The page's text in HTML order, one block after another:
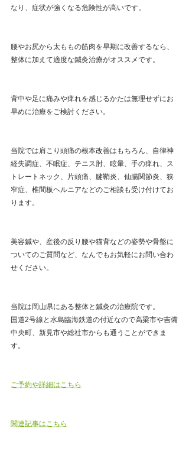
なり、症状が強くなる危険性が高いです。
腰やお尻から太ももの筋肉を早期に改善するなら、
整体に加えて適度な鍼灸治療がオススメです。
背中や足に痛みや痺れを感じるかたは無理せずにお
早めに治療をご検討ください。
当院では肩こり頭痛の根本改善はもちろん、自律神
経失調症、不眠症、テニス肘、眩暈、手の痺れ、ス
トレートネック、片頭痛、腱鞘炎、仙腸関節炎、狭
窄症、椎間板ヘルニアなどのご相談も受け付けてお
ります。
美容鍼や、産後の反り腰や猫背などの姿勢や骨盤に
ついてのご質問など、なんでもお気軽にお問い合わ
せください。
当院は岡山県にある整体と鍼灸の治療院です。
国道2号線と水島臨海鉄道の付近なので高梁市や吉備
中央町、新見市や総社市からも通うことができま
す。
ご予約や詳細はこちら
関連記事はこちら